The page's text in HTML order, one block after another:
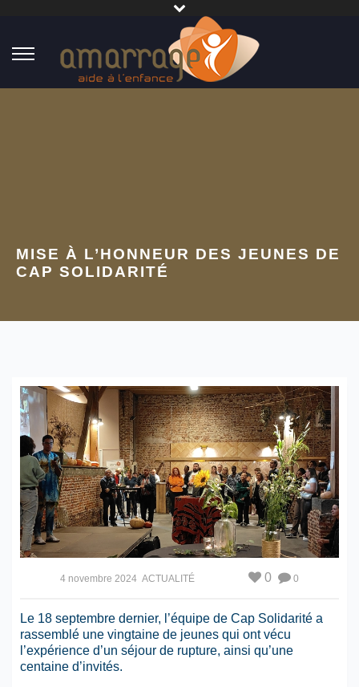
MISE À L’HONNEUR DES JEUNES DE
CAP SOLIDARITÉ
4 novembre 2024 ACTUALITÉ 0
0
Le 18 septembre dernier, l’équipe de Cap Solidarité a
rassemblé une vingtaine de jeunes qui ont vécu
l’expérience d’un séjour de rupture, ainsi qu’une
centaine d’invités.